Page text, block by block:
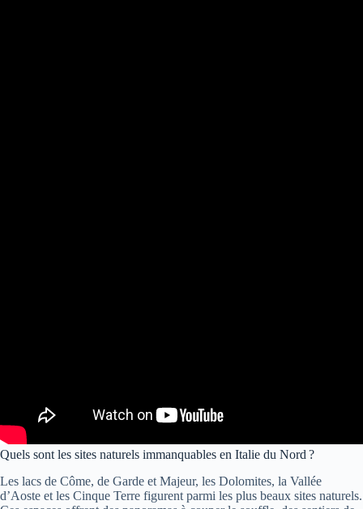
Quels sont les sites naturels immanquables en Italie du Nord ?
Les lacs de Côme, de Garde et Majeur, les Dolomites, la Vallée
d’Aoste et les Cinque Terre figurent parmi les plus beaux sites naturels.